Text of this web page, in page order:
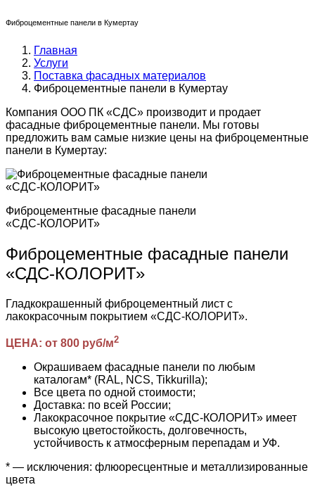
Фиброцементные панели в Кумертау
Главная
Услуги
Поставка фасадных материалов
Фиброцементные панели в Кумертау
Компания ООО ПК «СДС» производит и продает
фасадные фиброцементные панели. Мы готовы
предложить вам самые низкие цены на фиброцементные
панели в Кумертау:
Фиброцементные фасадные панели
«СДС-КОЛОРИТ»
Фиброцементные фасадные панели
«СДС-КОЛОРИТ»
Гладкокрашенный фиброцементный лист с
лакокрасочным покрытием «СДС-КОЛОРИТ».
ЦЕНА: от 800 руб/м2
Окрашиваем фасадные панели по любым
каталогам* (RAL, NCS, Tikkurilla);
Все цвета по одной стоимости;
Доставка: по всей России;
Лакокрасочное покрытие «СДС-КОЛОРИТ» имеет
высокую цветостойкость, долговечность,
устойчивость к атмосферным перепадам и УФ.
* — исключения: флюоресцентные и металлизированные
цвета